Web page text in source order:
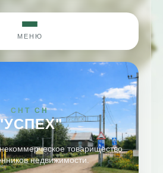
МЕНЮ
СНТ СН
товарищество
недвижимости.